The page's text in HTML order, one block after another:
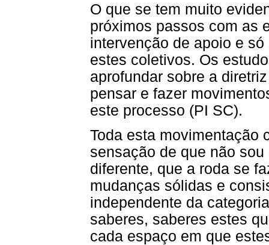
O que se tem muito
próximos passos com as
intervenção de apoio e
estes coletivos. Os
aprofundar sobre a
pensar e fazer
este processo (PI SC).
Toda esta movimentação
sensação de que não
diferente, que a roda se
mudanças sólidas e
independente da
saberes, saberes estes
cada espaço em que